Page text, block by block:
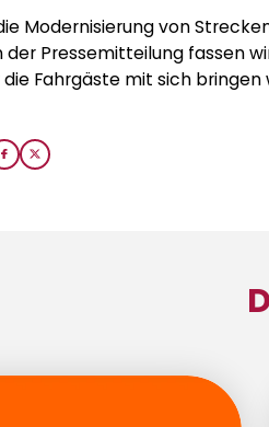
Modernisierung von
der Pressemitteilung fassen
die Fahrgäste mit sich bringen